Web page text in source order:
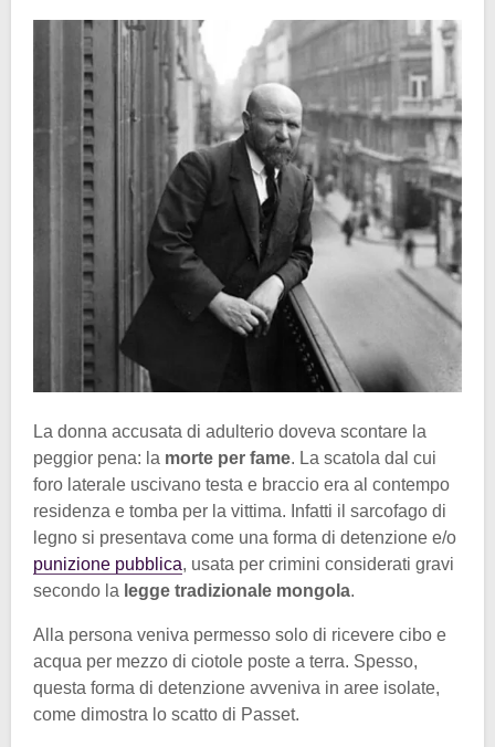
La donna accusata di adulterio doveva scontare la
peggior pena: la morte per fame. La scatola dal cui
foro laterale uscivano testa e braccio era al contempo
residenza e tomba per la vittima. Infatti il sarcofago di
legno si presentava come una forma di detenzione e/o
punizione pubblica, usata per crimini considerati gravi
secondo la legge tradizionale mongola.
Alla persona veniva permesso solo di ricevere cibo e
acqua per mezzo di ciotole poste a terra. Spesso,
questa forma di detenzione avveniva in aree isolate,
come dimostra lo scatto di Passet.